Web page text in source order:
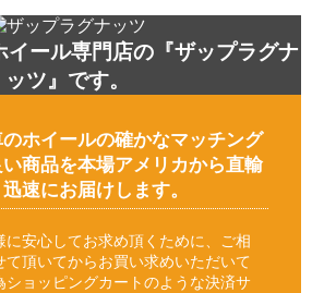
イール専門店の『ザップラグナ
ッツ』です。
ホイールの確かなマッチング
商品を本場アメリカから直輸
速にお届けします。
に安心してお求め頂くために、ご相
て頂いてからお買い求めいただいて
ショッピングカートのような決済サ